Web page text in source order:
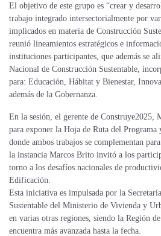
El objetivo de este grupo es “crear y
trabajo integrado intersectorialmente por
implicados en materia de Construcción
reunió lineamientos estratégicos e
instituciones participantes, que además se
Nacional de Construcción Sustentable,
para: Educación, Hábitat y Bienestar,
además de la Gobernanza.
En la sesión, el gerente de
para exponer la Hoja de Ruta del Programa
donde ambos trabajos se complementan
la instancia Marcos Brito invitó a los
torno a los desafíos nacionales de
Edificación.
Esta iniciativa es impulsada por la
Sustentable del Ministerio de Vivienda y
en varias otras regiones, siendo la Región
encuentra más avanzada hasta la fecha.